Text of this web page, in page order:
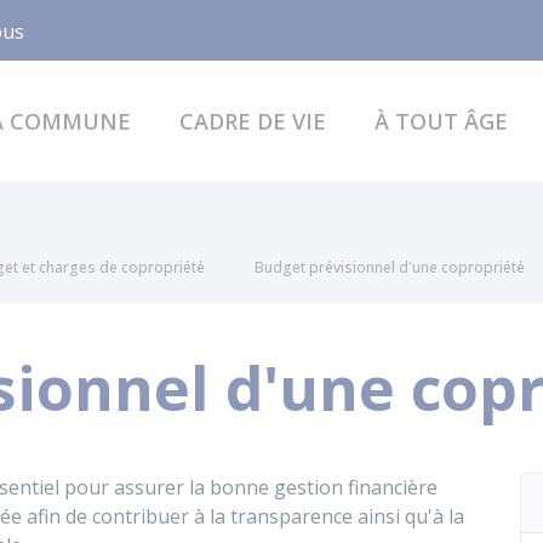
COMMUNE CADRE DE VIE À TOUT ÂGE
et charges de copropriété Budget prévisionnel d'une copropriété
d'une
pour assurer la bonne gestion financière
afin de contribuer à la transparence ainsi qu'à la